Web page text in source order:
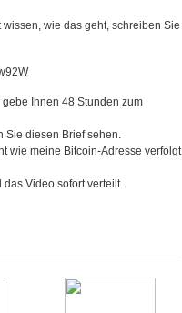
wie das geht, schreiben Sie
Ihnen 48 Stunden zum
Sie diesen Brief sehen.
wie meine Bitcoin-Adresse verfolgt
Video sofort verteilt.